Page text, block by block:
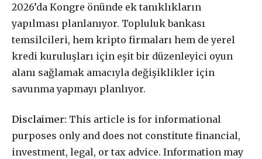
2026’da Kongre önünde ek tanıklıkların
yapılması planlanıyor. Topluluk bankası
temsilcileri, hem kripto firmaları hem de yerel
kredi kuruluşları için eşit bir düzenleyici oyun
alanı sağlamak amacıyla değişiklikler için
savunma yapmayı planlıyor.
Disclaimer: This article is for informational
purposes only and does not constitute financial,
investment, legal, or tax advice. Information may